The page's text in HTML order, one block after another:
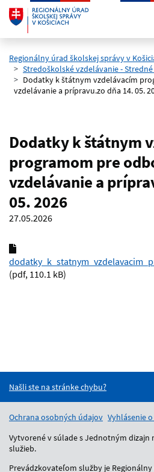
Preskočiť na hlavný obsah
Regionálny úrad školskej správy v
Stredoškolské vzdelávanie -
Dodatky k štátnym vzdelávacím
vzdelávanie a prípravu.zo dňa 14. 05.
Dodatky k štátnym
programom pre
vzdelávanie a
05. 2026
27.05.2026
(pdf, 110.1 kB)
Našli ste na stránke chybu?
Ochrana osobných údajov Vyhlásenie
Vytvorené v súlade s Jednotným
služieb.
Prevádzkovateľom služby je